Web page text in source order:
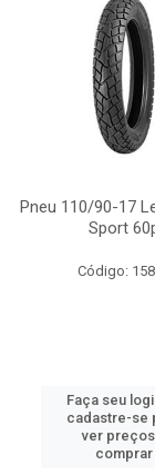
Pneu 110/90-17
Sport
Código:
Faça seu
cadastre-se
ver
comprar